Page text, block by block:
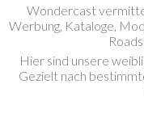
Wondercast
Werbung, Kataloge,
Hier sind unsere
Gezielt nach